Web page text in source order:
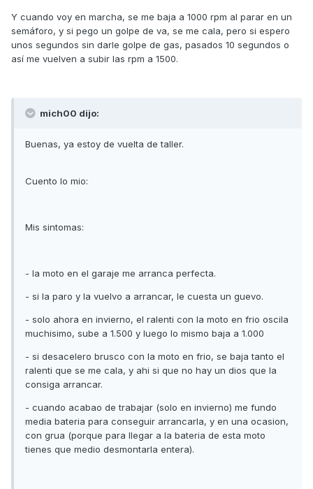
Y cuando voy en marcha, se me baja a 1000 rpm al parar en un
semáforo, y si pego un golpe de va, se me cala, pero si espero
unos segundos sin darle golpe de gas, pasados 10 segundos o
así me vuelven a subir las rpm a 1500.
mich00 dijo:
Buenas, ya estoy de vuelta de taller.
Cuento lo mio:
Mis sintomas:
- la moto en el garaje me arranca perfecta.
- si la paro y la vuelvo a arrancar, le cuesta un guevo.
- solo ahora en invierno, el ralenti con la moto en frio oscila
muchisimo, sube a 1.500 y luego lo mismo baja a 1.000
- si desacelero brusco con la moto en frio, se baja tanto el
ralenti que se me cala, y ahi si que no hay un dios que la
consiga arrancar.
- cuando acabao de trabajar (solo en invierno) me fundo
media bateria para conseguir arrancarla, y en una ocasion,
con grua (porque para llegar a la bateria de esta moto
tienes que medio desmontarla entera).